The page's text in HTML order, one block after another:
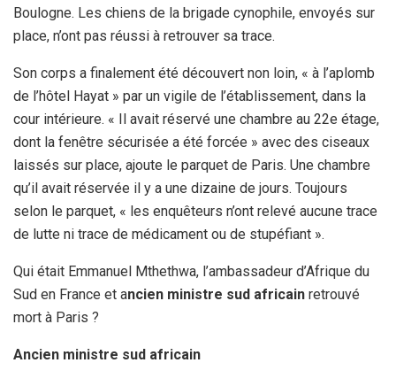
Boulogne. Les chiens de la brigade cynophile, envoyés sur
place, n’ont pas réussi à retrouver sa trace.
Son corps a finalement été découvert non loin, « à l’aplomb
de l’hôtel Hayat » par un vigile de l’établissement, dans la
cour intérieure. « Il avait réservé une chambre au 22e étage,
dont la fenêtre sécurisée a été forcée » avec des ciseaux
laissés sur place, ajoute le parquet de Paris. Une chambre
qu’il avait réservée il y a une dizaine de jours. Toujours
selon le parquet, « les enquêteurs n’ont relevé aucune trace
de lutte ni trace de médicament ou de stupéfiant ».
Qui était Emmanuel Mthethwa, l’ambassadeur d’Afrique du
Sud en France et ancien ministre sud africain retrouvé
mort à Paris ?
Ancien ministre sud africain